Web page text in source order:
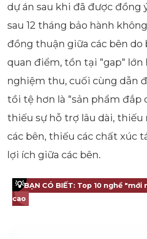
dự án sau khi đã được đồng
sau 12 tháng bảo hành
đồng thuận giữa các bên do
quan điểm, tồn tại "gap" lớn
nghiệm thu, cuối cùng dẫn
tồi tệ hơn là "sản phẩm đắp
thiếu sự hỗ trợ lâu dài,
các bên, thiếu các chất xúc
lợi ích giữa các bên.
💡BẠN CÓ BIẾT: Top 10 nghề
cao